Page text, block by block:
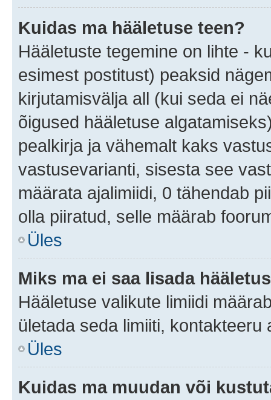
Kuidas ma hääletuse teen?
Hääletuste tegemine on lihte -
esimest postitust) peaksid
kirjutamisvälja all (kui seda ei
õigused hääletuse
pealkirja ja vähemalt kaks
vastusevarianti, sisesta see
määrata ajalimiidi, 0 tähendab
olla piiratud, selle määrab
Üles
Miks ma ei saa lisada
Hääletuse valikute limiidi
ületada seda limiiti, kontakteeru
Üles
Kuidas ma muudan või